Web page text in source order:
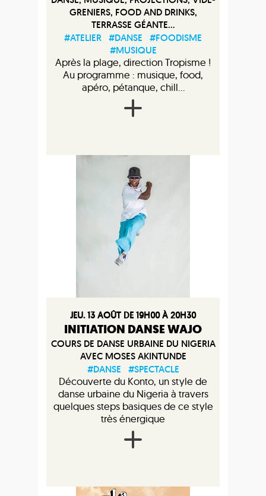
GRENIERS, FOOD AND DRINKS,
TERRASSE GÉANTE...
#ATELIER #DANSE
#FOODISME
#MUSIQUE
Après la plage, direction Tropisme !
Au programme : musique, food,
apéro, pétanque, chill...
JEU. 13 AOÛT DE 19H00 À 20H30
INITIATION DANSE WAJO
COURS DE DANSE URBAINE DU NIGERIA
AVEC MOSES AKINTUNDE
#DANSE
#SPECTACLE
Découverte du Konto, un style de
danse urbaine du Nigeria à travers
quelques steps basiques de ce style
très énergique